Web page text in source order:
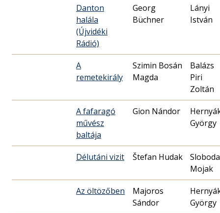
Danton
halála
(Újvidéki
Rádió)
Georg
Büchner
Lányi
István
A
remetekirály
Szimin Bosán
Magda
Balázs
Piri
Zoltán
A fafaragó
művész
baltája
Gion Nándor
György
Délutáni vizit Štefan Hudak
Mojak
Az öltözőben
Majoros
Sándor
György